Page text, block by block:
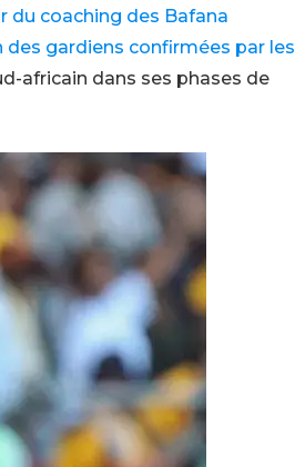
du coaching des Bafana
gardiens confirmées par les
africain dans ses phases de